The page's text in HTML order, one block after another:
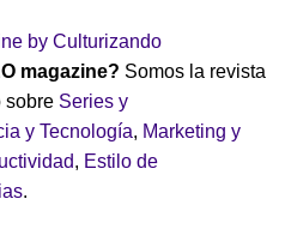
by Culturizando
magazine? Somos la revista
sobre Series y
y Tecnología, Marketing y
, Estilo de
.